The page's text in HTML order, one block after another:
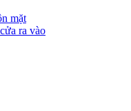
mặt
ra vào